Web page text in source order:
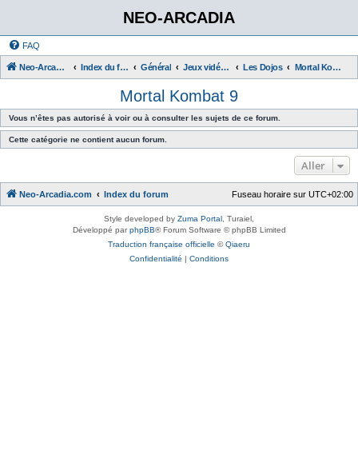
NEO-ARCADIA
FAQ
Neo-Arcadia.com Index du forum Général Jeux vidéo d'arcade Les Dojos Mortal Kombat 9
Mortal Kombat 9
Vous n’êtes pas autorisé à voir ou à consulter les sujets de ce forum.
Cette catégorie ne contient aucun forum.
Aller
Neo-Arcadia.com Index du forum Fuseau horaire sur UTC+02:00
Style developed by Zuma Portal , Turaiel,
Développé parphpBB® Forum Software © phpBB Limited
Traduction française officielle ©Qiaeru
Confidentialité | Conditions